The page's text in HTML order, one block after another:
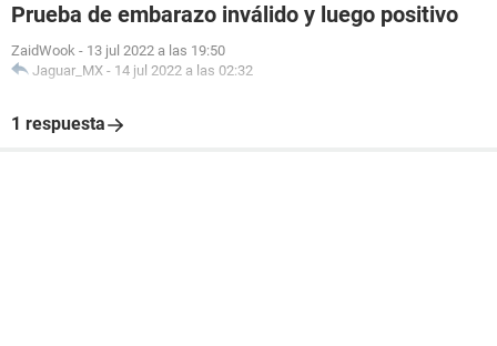
Prueba de embarazo inválido y luego positivo
ZaidWook - 13 jul 2022 a las 19:50
Jaguar_MX - 14 jul 2022 a las 02:32
1 respuesta